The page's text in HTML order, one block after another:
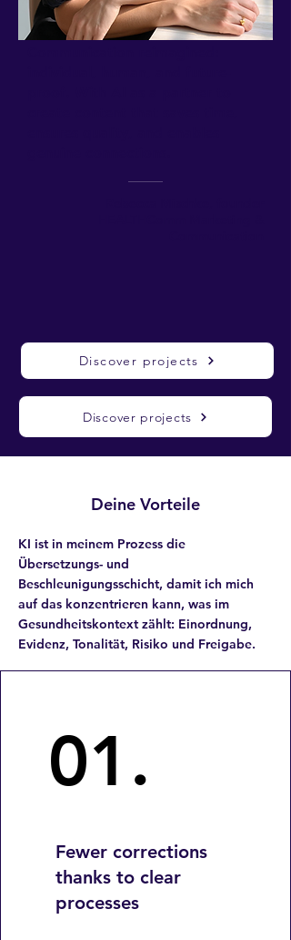
Discover projects
Discover projects
Deine Vorteile
KI ist in meinem Prozess die
Übersetzungs- und
Beschleunigungsschicht, damit ich mich
auf das konzentrieren kann, was im
Gesundheitskontext zählt: Einordnung,
Evidenz, Tonalität, Risiko und Freigabe.
01.
01.
Fewer corrections
thanks to clear
processes